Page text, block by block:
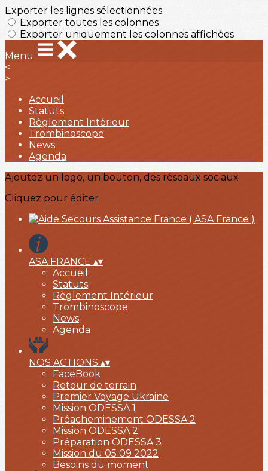
Exporter les lignes sélectionnées
Exporter toutes les colonnes
Exporter uniquement les colonnes affichées
Menu
<
>
Accueil
Statuts
Règlement Intérieur
Trombinoscope
News
Agenda
Ajoutez un logo, un bouton, des réseaux sociaux
Cliquez pour éditer
ASA FRANCE ▴▾
Accueil
Statuts
Règlement Intérieur
Trombinoscope
News
Agenda
NOS ACTIONS ▴▾
FaceBook
Retour de terrain
Premier Voyage Ukraine
Mission ODESSA 1
Préacheminement ODESSA 2
Mission ODESSA 2
Préparation ODESSA 3
Mission du 05 09 2022
Besoins du moment